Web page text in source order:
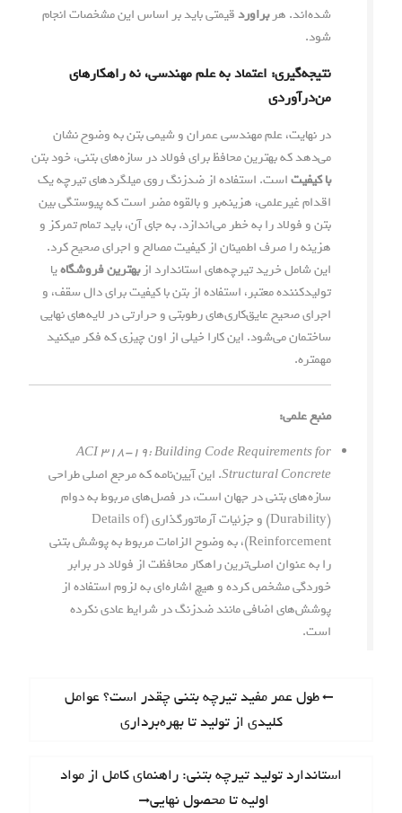
شده‌اند. هربراورد قیمتی باید بر اساس این مشخصات انجام
شود.
نتیجه‌گیری: اعتماد به علم مهندسی، نه راهکارهای
من‌درآوردی
در نهایت، علم مهندسی عمران و شیمی بتن به وضوح نشان
می‌دهد که بهترین محافظ برای فولاد در سازه‌های بتنی، خود بتن
با کیفیتاست. استفاده از ضدزنگ روی میلگردهای تیرچه یک
اقدام غیرعلمی، هزینه‌بر و بالقوه مضر است که پیوستگی بین
بتن و فولاد را به خطر می‌اندازد. به جای آن، باید تمام تمرکز و
هزینه را صرف اطمینان از کیفیت مصالح و اجرای صحیح کرد.
این شامل خرید تیرچه‌های استاندارد ازبهترین فروشگاهیا
تولیدکننده معتبر، استفاده از بتن با کیفیت برای دال سقف، و
اجرای صحیح عایق‌کاری‌های رطوبتی و حرارتی در لایه‌های نهایی
ساختمان می‌شود. این کارا خیلی از اون چیزی که فکر میکنید
مهمتره.
منبع علمی:
ACI 318-19: Building Code Requirements for
Structural Concrete. این آیین‌نامه که مرجع اصلی طراحی
سازه‌های بتنی در جهان است، در فصل‌های مربوط به دوام
(Durability) و جزئیات آرماتورگذاری (Details of
Reinforcement)، به وضوح الزامات مربوط به پوشش بتنی
را به عنوان اصلی‌ترین راهکار محافظت از فولاد در برابر
خوردگی مشخص کرده و هیچ اشاره‌ای به لزوم استفاده از
پوشش‌های اضافی مانند ضدزنگ در شرایط عادی نکرده
است.
P
i
طول عمر مفید تیرچه بتنی چقدر است؟ عوامل
کلیدی از تولید تا بهره‌برداری
N
استاندارد تولید تیرچه بتنی: راهنمای کامل از مواد
اولیه تا محصول نهایی